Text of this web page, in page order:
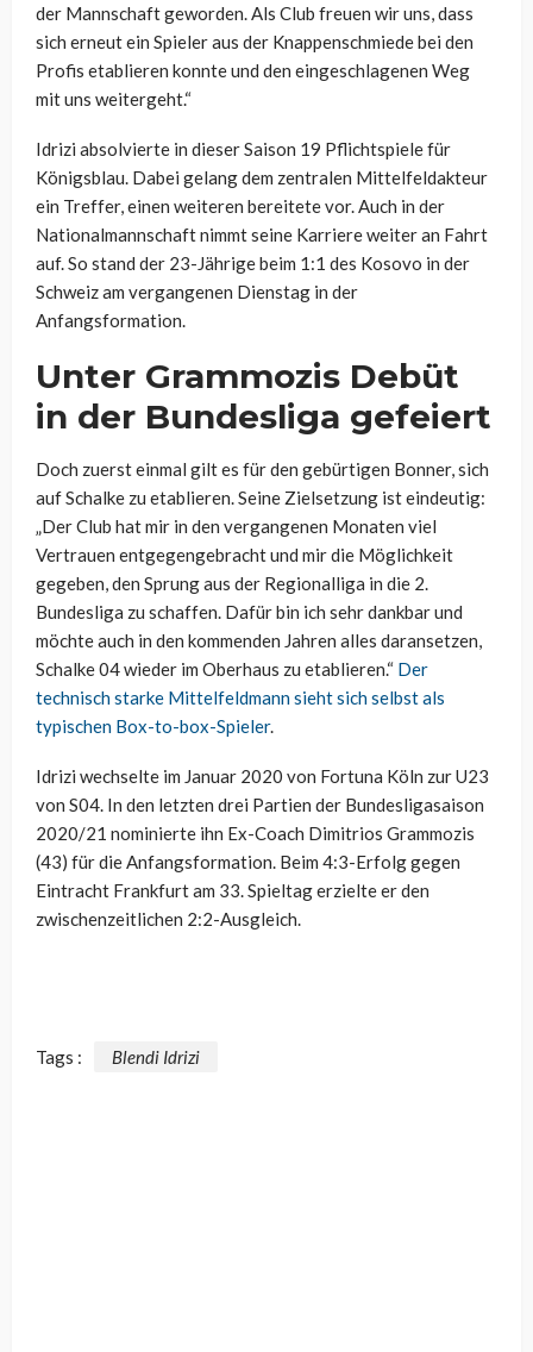
der Mannschaft geworden. Als Club freuen wir uns, dass
sich erneut ein Spieler aus der Knappenschmiede bei den
Profis etablieren konnte und den eingeschlagenen Weg
mit uns weitergeht.“
Idrizi absolvierte in dieser Saison 19 Pflichtspiele für
Königsblau. Dabei gelang dem zentralen Mittelfeldakteur
ein Treffer, einen weiteren bereitete vor. Auch in der
Nationalmannschaft nimmt seine Karriere weiter an Fahrt
auf. So stand der 23-Jährige beim 1:1 des Kosovo in der
Schweiz am vergangenen Dienstag in der
Anfangsformation.
Unter Grammozis Debüt
in der Bundesliga gefeiert
Doch zuerst einmal gilt es für den gebürtigen Bonner, sich
auf Schalke zu etablieren. Seine Zielsetzung ist eindeutig:
„Der Club hat mir in den vergangenen Monaten viel
Vertrauen entgegengebracht und mir die Möglichkeit
gegeben, den Sprung aus der Regionalliga in die 2.
Bundesliga zu schaffen. Dafür bin ich sehr dankbar und
möchte auch in den kommenden Jahren alles daransetzen,
Schalke 04 wieder im Oberhaus zu etablieren.“ Der
technisch starke Mittelfeldmann sieht sich selbst als
typischen Box-to-box-Spieler.
Idrizi wechselte im Januar 2020 von Fortuna Köln zur U23
von S04. In den letzten drei Partien der Bundesligasaison
2020/21 nominierte ihn Ex-Coach Dimitrios Grammozis
(43) für die Anfangsformation. Beim 4:3-Erfolg gegen
Eintracht Frankfurt am 33. Spieltag erzielte er den
zwischenzeitlichen 2:2-Ausgleich.
Tags : Blendi Idrizi